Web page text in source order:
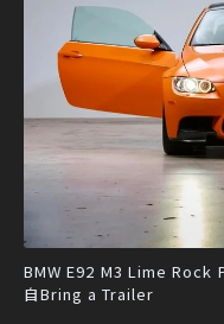
BMW E92 M3 Lime Rock
自Bring a Trailer